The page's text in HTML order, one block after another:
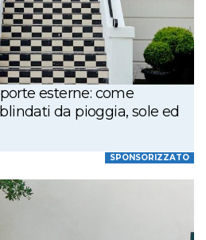
esterne: come
da pioggia, sole ed
SPONSORIZZATO